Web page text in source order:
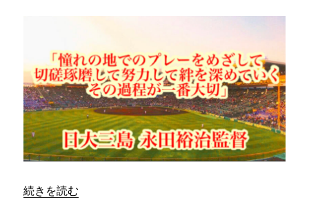
は
ば
い
い」
／
日
大
三
島
“「憧れの地でのプレーをめざして切磋琢磨して努力し
続きを読む